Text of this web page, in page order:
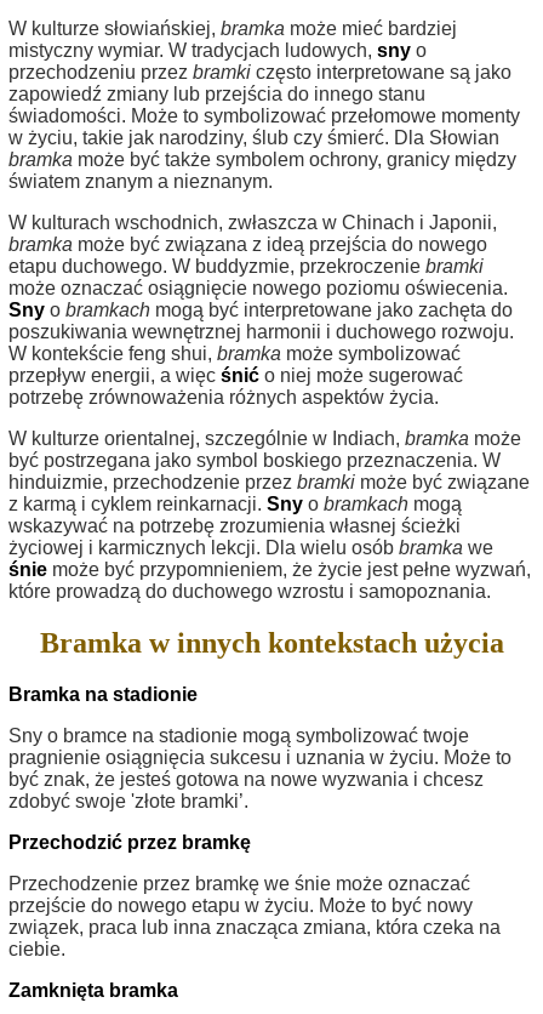
W kulturze słowiańskiej, bramka może mieć bardziej
mistyczny wymiar. W tradycjach ludowych, sny o
przechodzeniu przez bramki często interpretowane są jako
zapowiedź zmiany lub przejścia do innego stanu
świadomości. Może to symbolizować przełomowe momenty
w życiu, takie jak narodziny, ślub czy śmierć. Dla Słowian
bramka może być także symbolem ochrony, granicy między
światem znanym a nieznanym.
W kulturach wschodnich, zwłaszcza w Chinach i Japonii,
bramka może być związana z ideą przejścia do nowego
etapu duchowego. W buddyzmie, przekroczenie bramki
może oznaczać osiągnięcie nowego poziomu oświecenia.
Sny o bramkach mogą być interpretowane jako zachęta do
poszukiwania wewnętrznej harmonii i duchowego rozwoju.
W kontekście feng shui, bramka może symbolizować
przepływ energii, a więc śnić o niej może sugerować
potrzebę zrównoważenia różnych aspektów życia.
W kulturze orientalnej, szczególnie w Indiach, bramka może
być postrzegana jako symbol boskiego przeznaczenia. W
hinduizmie, przechodzenie przez bramki może być związane
z karmą i cyklem reinkarnacji. Sny o bramkach mogą
wskazywać na potrzebę zrozumienia własnej ścieżki
życiowej i karmicznych lekcji. Dla wielu osób bramka we
śnie może być przypomnieniem, że życie jest pełne wyzwań,
które prowadzą do duchowego wzrostu i samopoznania.
Bramka w innych kontekstach użycia
Bramka na stadionie
Sny o bramce na stadionie mogą symbolizować twoje
pragnienie osiągnięcia sukcesu i uznania w życiu. Może to
być znak, że jesteś gotowa na nowe wyzwania i chcesz
zdobyć swoje 'złote bramki’.
Przechodzić przez bramkę
Przechodzenie przez bramkę we śnie może oznaczać
przejście do nowego etapu w życiu. Może to być nowy
związek, praca lub inna znacząca zmiana, która czeka na
ciebie.
Zamknięta bramka